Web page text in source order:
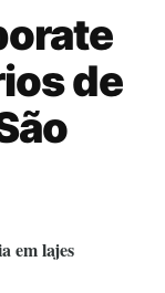
de
em lajes